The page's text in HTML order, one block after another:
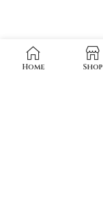
Home Shop